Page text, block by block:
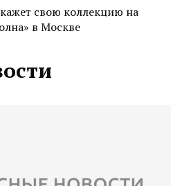
свою коллекцию на
в Москве